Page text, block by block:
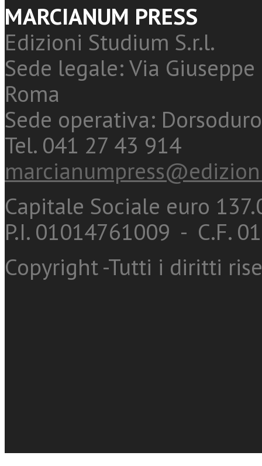
MARCIANUM PRESS
Edizioni Studium S.r.l.
Sede legale: Via
Roma
Sede operativa:
Tel. 041 27 43 914
Capitale Sociale euro
P.I. 01014761009 - C.F.
Copyright -Tutti i diritti